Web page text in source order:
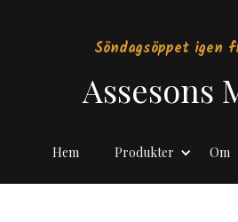
Söndagsöppet igen
Assesons
Hem Produkter Om